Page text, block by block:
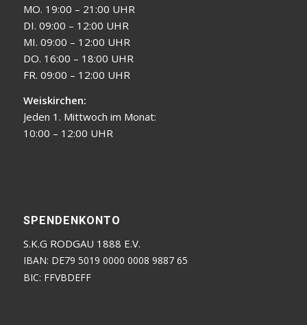
MO. 19:00 – 21:00 UHR
DI. 09:00 – 12:00 UHR
MI. 09:00 – 12:00 UHR
DO. 16:00 – 18:00 UHR
FR. 09:00 – 12:00 UHR
Weiskirchen:
Jeden 1. Mittwoch im Monat:
10:00 – 12:00 UHR
SPENDENKONTO
S.K.G RODGAU 1888 E.V.
IBAN: DE79 5019 0000 0008 9887 65
BIC: FFVBDEFF